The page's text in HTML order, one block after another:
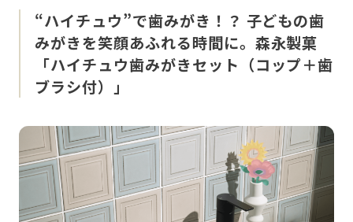
“ハイチュウ”で歯みがき！？ 子どもの歯
みがきを笑顔あふれる時間に。森永製菓
「ハイチュウ歯みがきセット（コップ＋歯
ブラシ付）」